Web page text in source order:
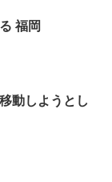
福岡
動しようとし